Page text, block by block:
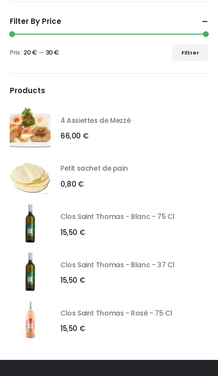
Filter By Price
Filtrer
Prix :20 € — 30 €
Products
4 Assiettes de Mezzé
66,00 €
Petit sachet de pain
0,80 €
Clos Saint Thomas - Blanc - 75 Cl
15,50 €
Clos Saint Thomas - Blanc - 37 Cl
15,50 €
Clos Saint Thomas - Rosé - 75 Cl
15,50 €